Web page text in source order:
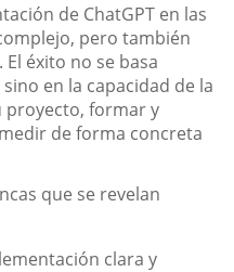
de ChatGPT en las
pero también
éxito no se basa
en la capacidad de la
proyecto, formar y
de forma concreta
que se revelan
clara y